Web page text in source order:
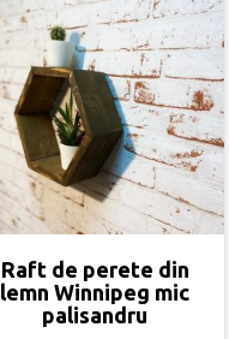
Raft de perete din
lemn Winnipeg mic
palisandru